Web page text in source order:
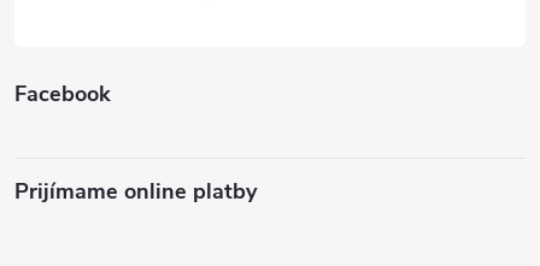
Facebook
Prijímame online platby